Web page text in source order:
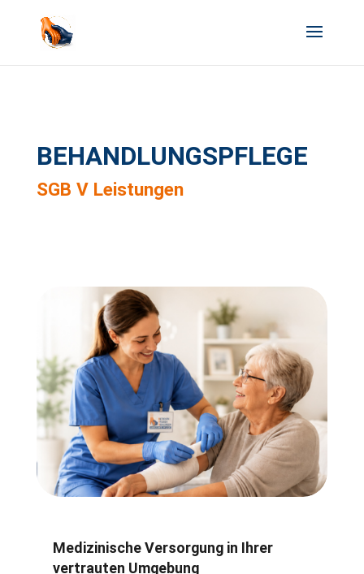
BEHANDLUNGSPFLEGE
SGB V Leistungen
Medizinische Versorgung in Ihrer
vertrauten Umgebung